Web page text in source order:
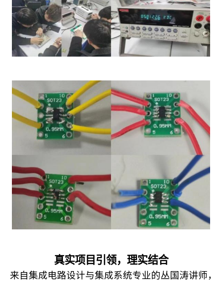
真实项目引领，理实结合
来自集成电路设计与集成系统专业的丛国涛讲师，